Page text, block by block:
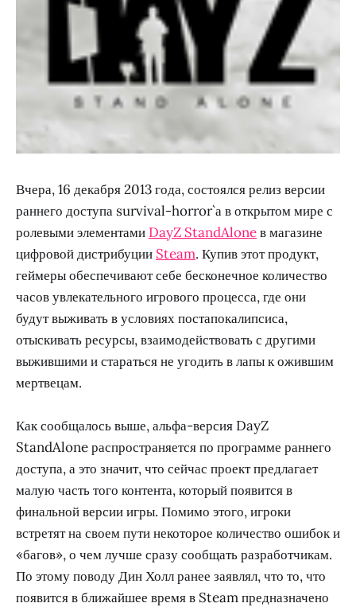
Вчера, 16 декабря 2013 года, состоялся релиз версии
раннего доступа survival-horror`а в открытом мире с
ролевыми элементами DayZ StandAloneв магазине
цифровой дистрибуции Steam. Купив этот продукт,
геймеры обеспечивают себе бесконечное количество
часов увлекательного игрового процесса, где они
будут выживать в условиях постапокалипсиса,
отыскивать ресурсы, взаимодействовать с другими
выжившими и стараться не угодить в лапы к ожившим
мертвецам.
Как сообщалось выше, альфа-версия DayZ
StandAlone распространяется по программе раннего
доступа, а это значит, что сейчас проект предлагает
малую часть того контента, который появится в
финальной версии игры. Помимо этого, игроки
встретят на своем пути некоторое количество ошибок и
«багов», о чем лучше сразу сообщать разработчикам.
По этому поводу Дин Холл ранее заявлял, что то, что
появится в ближайшее время в Steam предназначено